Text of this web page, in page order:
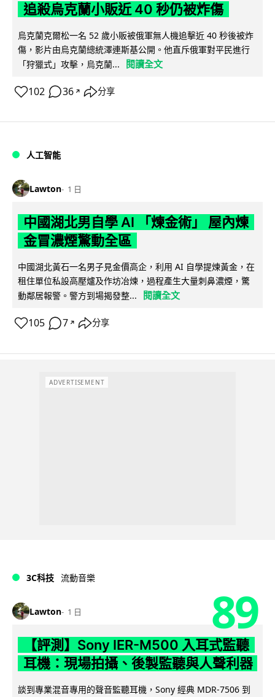
追殺烏克蘭小販近 40 秒仍被炸傷
烏克蘭克爾松一名 52 歲小販被俄軍無人機追擊近 40 秒後被炸
傷，影片由烏克蘭總統澤連斯基公開。他直斥俄軍對平民進行
「狩獵式」攻擊，烏克蘭...
閱讀全文
102 36 ↗ 分享
人工智能
Lawton 1 日
中國湖北男自學 AI 「煉金術」 屋內煉
金冒濃煙驚動全區
中國湖北黃石一名男子見金價高企，利用 AI 自學提煉黃金，在
租住單位私設高壓爐及作坊冶煉，過程產生大量刺鼻濃煙，驚
動鄰居報警。警方到場揭發整...
閱讀全文
105 7 ↗ 分享
ADVERTISEMENT
3C科技 流動音樂
Lawton 1 日 89
【評測】Sony IER-M500 入耳式監聽
耳機：現場拍攝、後製監聽與人聲利器
談到專業混音專用的聲音監聽耳機，Sony 經典 MDR-7506 到